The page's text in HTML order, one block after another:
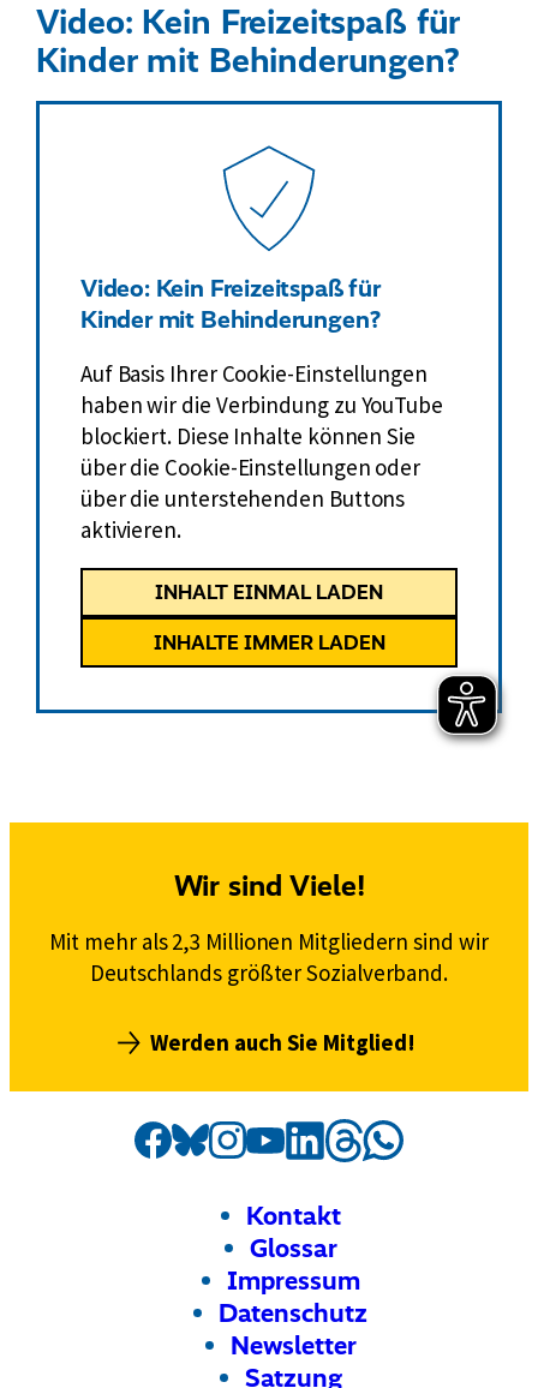
Video: Kein Freizeitspaß für
Kinder mit Behinderungen?
Video: Kein Freizeitspaß für
Kinder mit Behinderungen?
Auf Basis Ihrer Cookie-Einstellungen
haben wir die Verbindung zu YouTube
blockiert. Diese Inhalte können Sie
über die Cookie-Einstellungen oder
über die unterstehenden Buttons
aktivieren.
INHALT EINMAL LADEN
INHALTE IMMER LADEN
Wir sind Viele!
Mit mehr als 2,3 Millionen Mitgliedern sind wir
Deutschlands größter Sozialverband.
Werden auch Sie Mitglied!
Social
Media
Externer
Link:
VdK
auf
Externer
Link:
VdK
Bluesky
Externer
Link:
VdK
auf
Externer
Link:
VdK
YouTube
Externer
Link:
VdK
auf
LinkedIn
Externer
Link:
VdK
auf
Externer
Link:
VdK
auf
Kontakt
Glossar
Impressum
Datenschutz
Newsletter
Satzung